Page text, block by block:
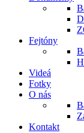
Fejtóny
Videá
Fotky
O nás
Kontakt